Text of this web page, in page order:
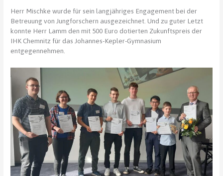
Herr Mischke wurde für sein langjähriges Engagement bei der
Betreuung von Jungforschern ausgezeichnet. Und zu guter Letzt
konnte Herr Lamm den mit 500 Euro dotierten Zukunftspreis der
IHK Chemnitz für das Johannes-Kepler-Gymnasium
entgegennehmen.